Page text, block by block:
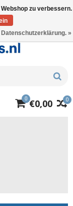
0
0 €0,00
zu verbessern.
»